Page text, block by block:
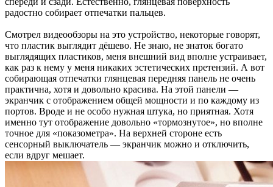
радостно собирает отпечатки пальцев.
Смотрел видеообзоры на это устройство, некоторые говорят,
что пластик выглядит дёшево. Не знаю, не знаток богато
выглядящих пластиков, меня внешний вид вполне устраивает,
как раз к нему у меня никаких эстетических претензий. А вот
собирающая отпечатки глянцевая передняя панель не очень
практична, хотя и довольно красива. На этой панели —
экранчик с отображением общей мощности и по каждому из
портов. Вроде и не особо нужная штука, но приятная. Хотя
именно тут отображение довольно «тормознутое», но вполне
точное для «показометра». На верхней стороне есть
сенсорный выключатель — экранчик можно и отключить,
если вдруг мешает.